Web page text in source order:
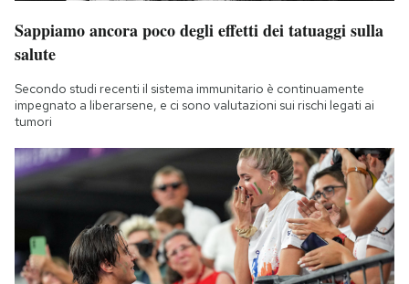
Sappiamo ancora poco degli effetti dei tatuaggi sulla
salute
Secondo studi recenti il sistema immunitario è continuamente
impegnato a liberarsene, e ci sono valutazioni sui rischi legati ai
tumori